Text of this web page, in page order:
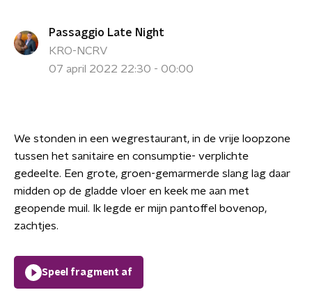
Passaggio Late Night
KRO-NCRV
07 april 2022 22:30 - 00:00
We stonden in een wegrestaurant, in de vrije loopzone
tussen het sanitaire en consumptie- verplichte
gedeelte. Een grote, groen-gemarmerde slang lag daar
midden op de gladde vloer en keek me aan met
geopende muil. Ik legde er mijn pantoffel bovenop,
zachtjes.
Speel fragment af